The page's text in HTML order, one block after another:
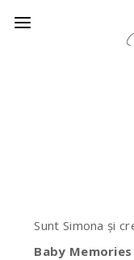
Sunt Simona și
Baby Memories